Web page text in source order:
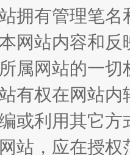
幕 规模
拥有管理笔
网站内容和
属网站的一
有权在网站
或利用其它
站，应在授